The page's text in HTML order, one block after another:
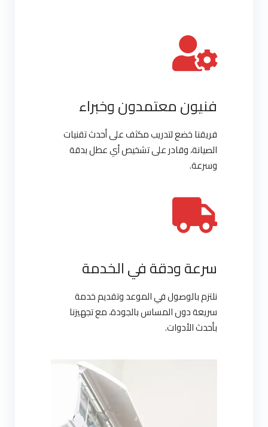
فنيون معتمدون وخبراء
فريقنا خضع لتدريب مكثف على أحدث تقنيات
الصيانة، وقادر على تشخيص أي عطل بدقة
وسرعة.
سرعة ودقة في الخدمة
نلتزم بالوصول في الموعد وتقديم خدمة
سريعة دون المساس بالجودة، مع تجهيزنا
بأحدث الأدوات.